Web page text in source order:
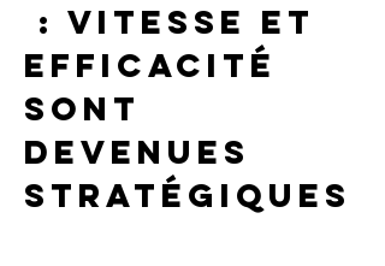
: vitesse et
efficacité
sont
devenues
stratégiques